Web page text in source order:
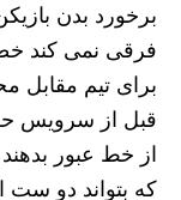
برخورد بدن
فرقی نمی کند
برای تیم مقابل
قبل از سرویس حق
از خط عبور
که بتواند دو ست